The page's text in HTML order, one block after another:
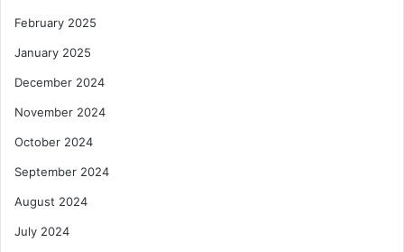
February 2025
January 2025
December 2024
November 2024
October 2024
September 2024
August 2024
July 2024